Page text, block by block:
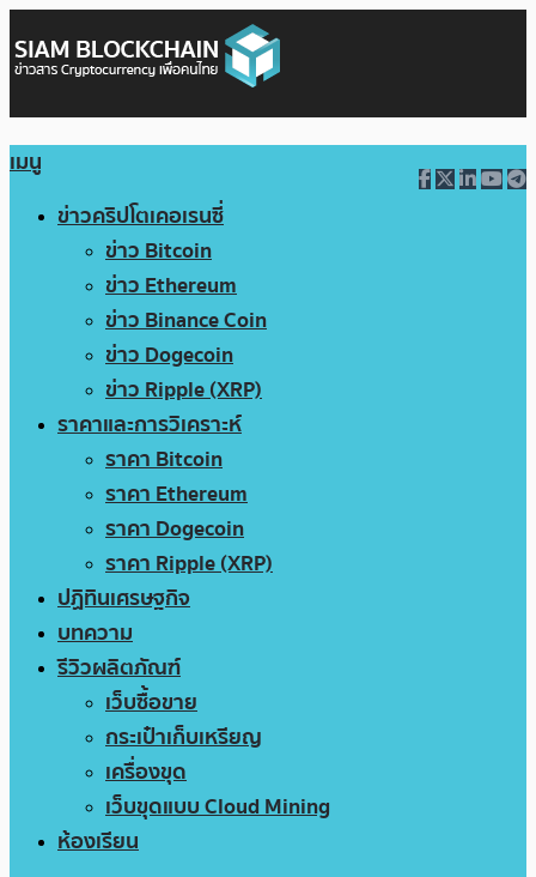
เมนู
ข่าวคริปโตเคอเรนซี่
ข่าว Bitcoin
ข่าว Ethereum
ข่าว Binance Coin
ข่าว Dogecoin
ข่าว Ripple (XRP)
ราคาและการวิเคราะห์
ราคา Bitcoin
ราคา Ethereum
ราคา Dogecoin
ราคา Ripple (XRP)
ปฏิทินเศรษฐกิจ
บทความ
รีวิวผลิตภัณฑ์
เว็บซื้อขาย
กระเป๋าเก็บเหรียญ
เครื่องขุด
เว็บขุดแบบ Cloud Mining
ห้องเรียน